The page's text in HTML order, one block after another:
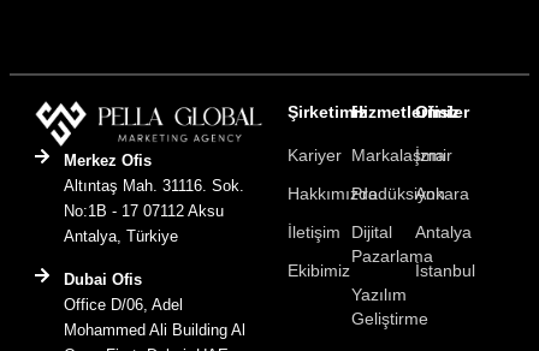
Merkez Ofis
Altıntaş Mah. 31116. Sok.
No:1B - 17 07112 Aksu
Antalya, Türkiye
Dubai Ofis
Office D/06, Adel
Mohammed Ali Building Al
Şirketimiz
Kariyer
Hakkımızda
İletişim
Ekibimiz
Hizmetlerimiz
Markalaşma
Prodüksiyon
Dijital
Pazarlama
Yazılım
Geliştirme
Ofisler
İzmir
Ankara
Antalya
İstanbul